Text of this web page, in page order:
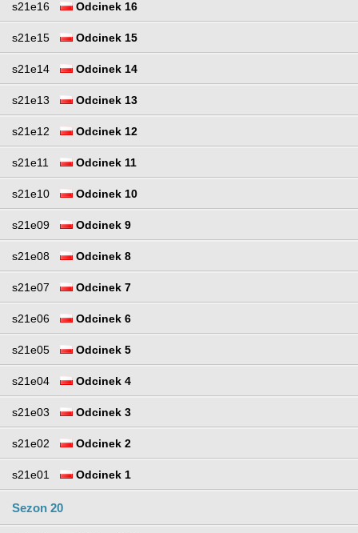
s21e16 Odcinek 16
s21e15 Odcinek 15
s21e14 Odcinek 14
s21e13 Odcinek 13
s21e12 Odcinek 12
s21e11 Odcinek 11
s21e10 Odcinek 10
s21e09 Odcinek 9
s21e08 Odcinek 8
s21e07 Odcinek 7
s21e06 Odcinek 6
s21e05 Odcinek 5
s21e04 Odcinek 4
s21e03 Odcinek 3
s21e02 Odcinek 2
s21e01 Odcinek 1
Sezon 20